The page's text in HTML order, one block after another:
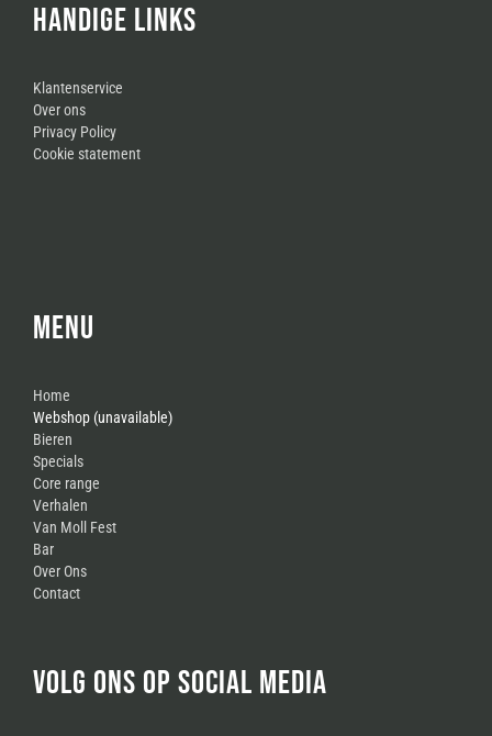
HANDIGE LINKS
Klantenservice
Over ons
Privacy Policy
Cookie statement
MENU
Home
Webshop (unavailable)
Bieren
Specials
Core range
Verhalen
Van Moll Fest
Bar
Over Ons
Contact
VOLG ONS OP SOCIAL MEDIA